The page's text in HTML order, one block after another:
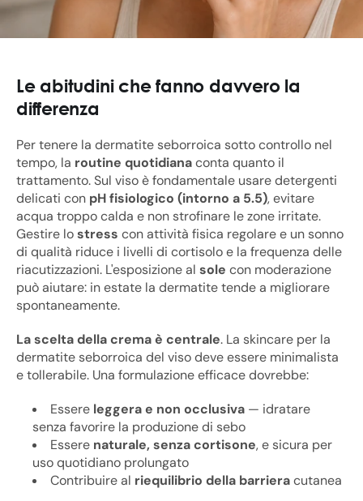
Le abitudini che fanno davvero la
differenza
Per tenere la dermatite seborroica sotto controllo nel
tempo, la routine quotidianaconta quanto il
trattamento. Sul viso è fondamentale usare detergenti
delicati con pH fisiologico (intorno a 5.5), evitare
acqua troppo calda e non strofinare le zone irritate.
Gestire lostress con attività fisica regolare e un sonno
di qualità riduce i livelli di cortisolo e la frequenza delle
riacutizzazioni. L'esposizione al sole con moderazione
può aiutare: in estate la dermatite tende a migliorare
spontaneamente.
La scelta della crema è centrale. La skincare per la
dermatite seborroica del viso deve essere minimalista
e tollerabile. Una formulazione efficace dovrebbe:
Essere leggera e non occlusiva — idratare
senza favorire la produzione di sebo
Essere naturale, senza cortisone, e sicura per
uso quotidiano prolungato
Contribuire al riequilibrio della barrieracutanea